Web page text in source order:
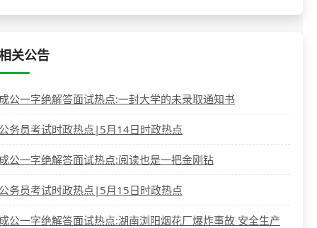
关公告
公一字绝解答面试热点:一封大学的未录取通知书
务员考试时政热点|5月14日时政热点
公一字绝解答面试热点:阅读也是一把金刚钻
务员考试时政热点|5月15日时政热点
公一字绝解答面试热点:湖南浏阳烟花厂爆炸事故 安全生产